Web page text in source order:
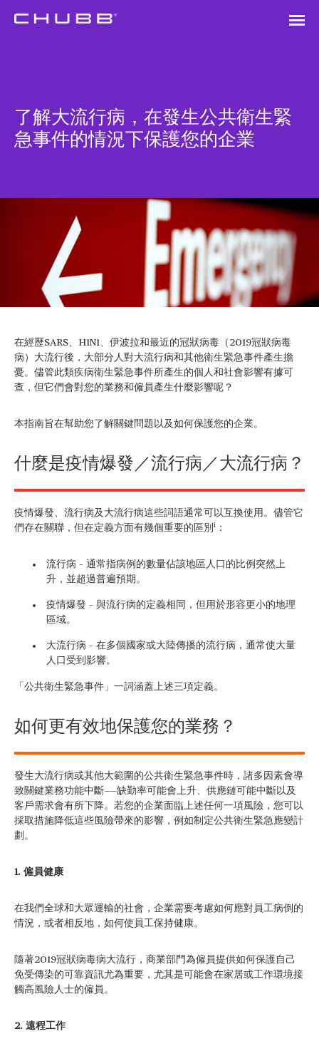
了解大流行病，在發生公共衛生緊
急事件的情況下保護您的企業
在經歷SARS、H1N1、伊波拉和最近的冠狀病毒（2019冠狀病毒
病）大流行後，大部分人對大流行病和其他衛生緊急事件產生擔
憂。儘管此類疾病衛生緊急事件所產生的個人和社會影響有據可
查，但它們會對您的業務和僱員產生什麼影響呢？
本指南旨在幫助您了解關鍵問題以及如何保護您的企業。
什麼是疫情爆發／流行病／大流行病？
疫情爆發、流行病及大流行病這些詞語通常可以互換使用。儘管它
們存在關聯，但在定義方面有幾個重要的區別 i ：
流行病 – 通常指病例的數量佔該地區人口的比例突然上
升，並超過普遍預期。
疫情爆發 – 與流行病的定義相同，但用於形容更小的地理
區域。
大流行病 – 在多個國家或大陸傳播的流行病，通常使大量
人口受到影響。
「公共衛生緊急事件」一詞涵蓋上述三項定義。
如何更有效地保護您的業務？
發生大流行病或其他大範圍的公共衛生緊急事件時，諸多因素會導
致關鍵業務功能中斷——缺勤率可能會上升、供應鏈可能中斷以及
客戶需求會有所下降。若您的企業面臨上述任何一項風險，您可以
採取措施降低這些風險帶來的影響，例如制定公共衛生緊急應變計
劃。
1. 僱員健康
在我們全球和大眾運輸的社會，企業需要考慮如何應對員工病倒的
情況，或者相反地，如何使員工保持健康。
隨著2019冠狀病毒病大流行，商業部門為僱員提供如何保護自己
免受傳染的可靠資訊尤為重要，尤其是可能會在家居或工作環境接
觸高風險人士的僱員。
2. 遠程工作